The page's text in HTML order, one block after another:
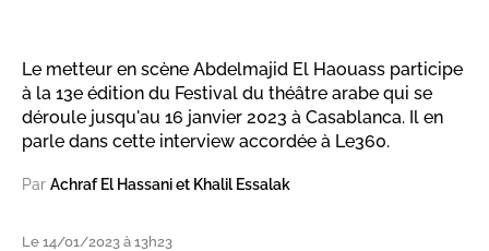
Le metteur en scène Abdelmajid El Haouass participe
à la 13e édition du Festival du théâtre arabe qui se
déroule jusqu'au 16 janvier 2023 à Casablanca. Il en
parle dans cette interview accordée à Le360.
Par Achraf El Hassani et Khalil Essalak
Le 14/01/2023 à 13h23